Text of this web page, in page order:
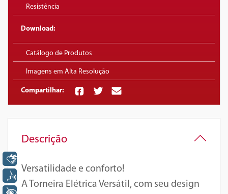
Resistência
Download:
Catálogo de Produtos
Imagens em Alta Resolução
Compartilhar:
Descrição
Versatilidade e conforto!
A Torneira Elétrica Versátil, com seu design